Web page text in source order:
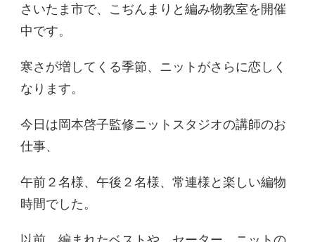
さいたま市で、こぢんまりと編み物教室を開催
中です。
寒さが増してくる季節、ニットがさらに恋しく
なります。
今日は岡本啓子監修ニットスタジオの講師のお
仕事、
午前２名様、午後２名様、常連様と楽しい編物
時間でした。